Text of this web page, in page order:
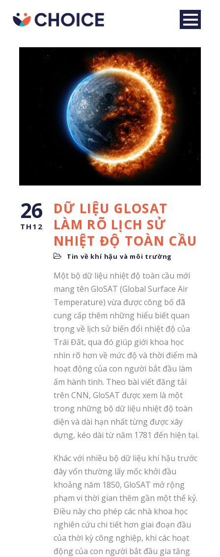
26
TH12
DỮ LIỆU GLOSAT
LÀM RÕ LỊCH SỬ
NHIỆT ĐỘ TOÀN CẦU
Tin về khí hậu và môi trường
Một bộ dữ liệu nhiệt độ toàn cầu mới
mang tên GloSAT (Global Surface Air
Temperature) vừa được công bố đã
cung cấp thêm những hiểu biết quan
trọng về lịch sử biến đổi nhiệt độ của
Trái Đất, qua đó giúp giới khoa học
nhìn rõ hơn về mức độ và thời điểm mà
hoạt động của con người bắt đầu làm
ấm hành tinh. Theo bài viết đăng tải
trên CNN, GloSAT được xem là một
trong những bộ dữ liệu nhiệt độ toàn
diện và dài hạn nhất từng được xây
dựng, kéo dài từ năm 1781 đến hiện tại.
Khác với nhiều bộ dữ liệu khí hậu trước
đây vốn thường lấy mốc khởi đầu
khoảng năm 1850, GloSAT mở rộng
phạm vi thời gian thêm gần một thế kỷ.
Điều này cho phép các nhà khoa học
nghiên cứu chi tiết hơn giai đoạn đầu
của thời kỳ công nghiệp, khi các hoạt
động của con người bắt đầu gia tăng